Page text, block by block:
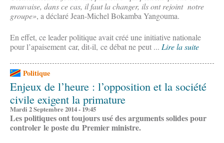
mauvaise, dans ce cas, il faut la changer, ils ont rejoint notre
groupe», a déclaré Jean-Michel Bokamba Yangouma.
En effet, ce leader politique avait créé une initiative nationale
pour l’apaisement car, dit-il, ce débat ne peut ... Lire la suite
Politique
Enjeux de l’heure : l’opposition et la société
civile exigent la primature
Mardi 2 Septembre 2014 - 19:45
Les politiques ont toujours usé des arguments solides pour
controler le poste du Premier ministre.